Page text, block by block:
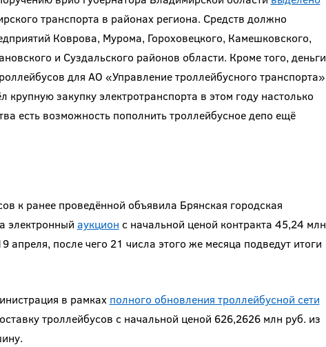
транспорта в районах региона. Средств должно
Коврова, Мурома, Гороховецкого, Камешковского,
и Суздальского районов области. Кроме того, деньги
для АО «Управление троллейбусного транспорта»
закупку электротранспорта в этом году настолько
есть возможность пополнить троллейбусное депо ещё
к ранее проведённой объявила Брянская городская
электронный аукцион с начальной ценой контракта 45,24 млн
апреля, после чего 21 числа этого же месяца подведут итоги
в рамках полного обновления троллейбусной сети
троллейбусов с начальной ценой 626,2626 млн руб. из